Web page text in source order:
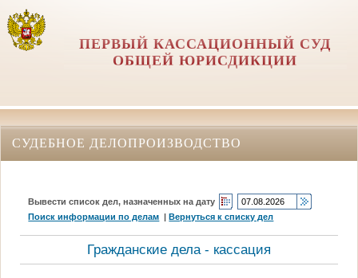
ПЕРВЫЙ КАССАЦИОННЫЙ СУД
ОБЩЕЙ ЮРИСДИКЦИИ
СУДЕБНОЕ ДЕЛОПРОИЗВОДСТВО
Вывести список дел, назначенных на дату
Поиск информации по делам |Вернуться к списку дел
Гражданские дела - кассация